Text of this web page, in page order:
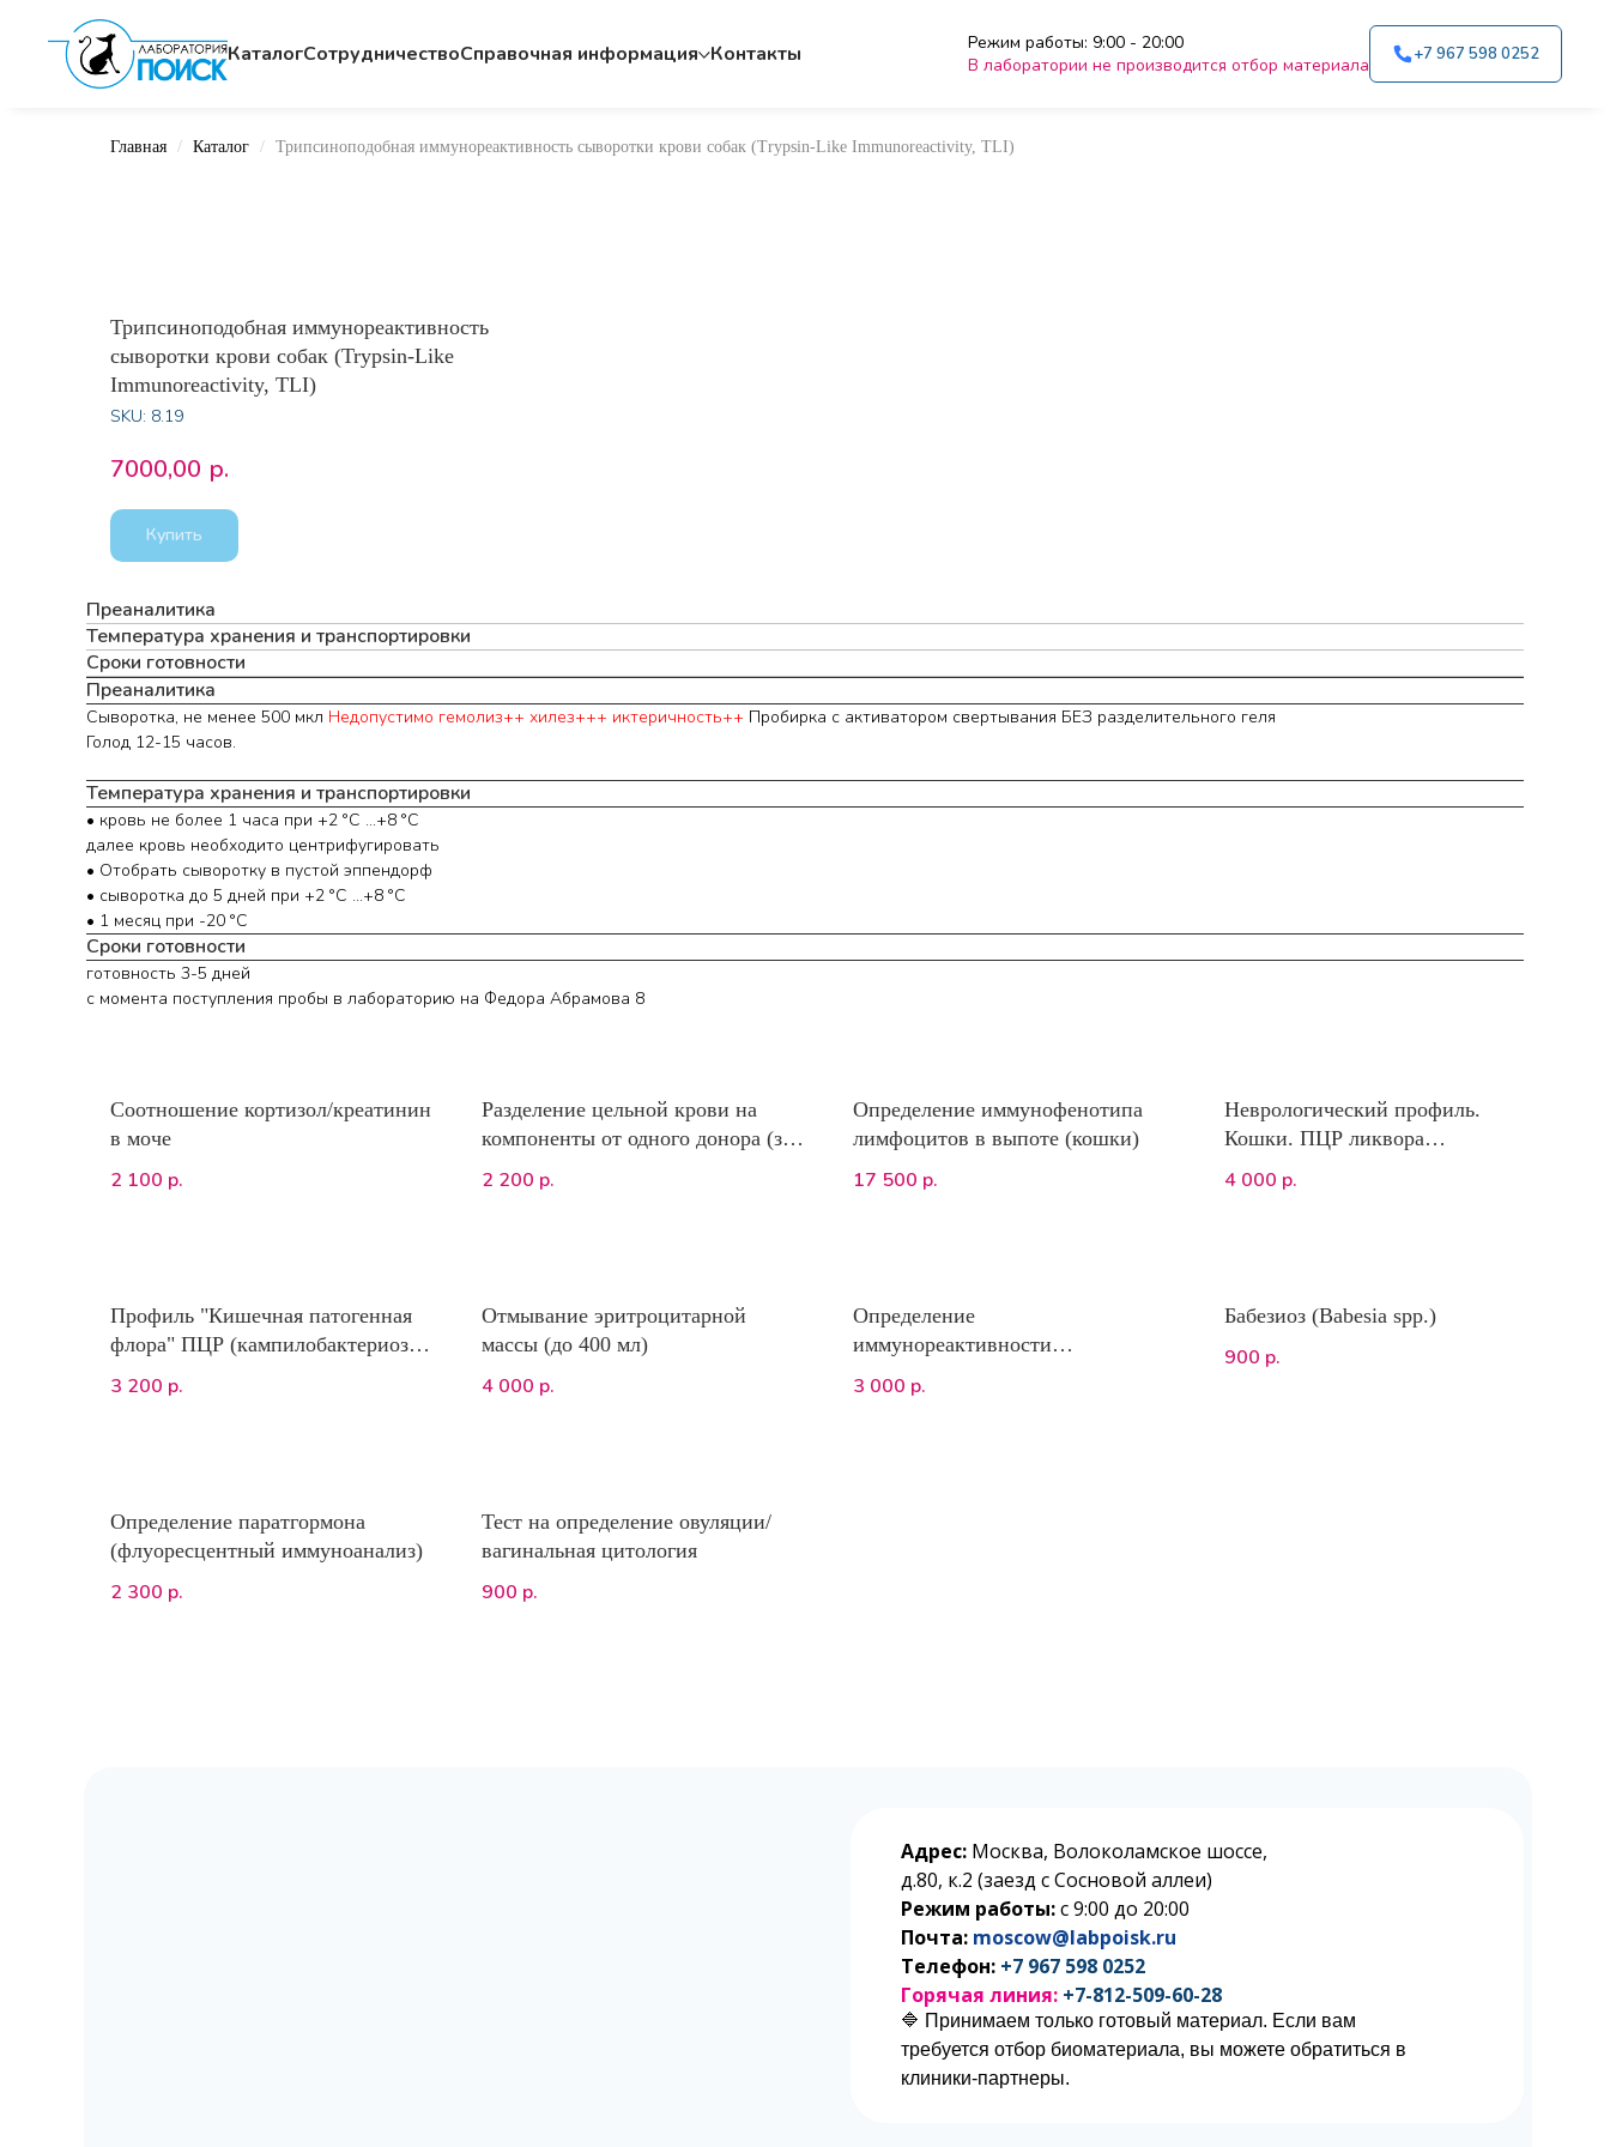
КаталогСотрудничествоCправочная информация Контакты
Режим работы: 9:00 - 20:00
В лаборатории не производится отбор материала
+7 967 598 0252
Главная Каталог Трипсиноподобная иммунореактивность сыворотки крови собак (Trypsin-Like Immunoreactivity, TLI)
Трипсиноподобная иммунореактивность
сыворотки крови собак (Trypsin-Like
Immunoreactivity, TLI)
SKU: 8.19
7000,00 р.
Купить
Преаналитика
Температура хранения и транспортировки
Сроки готовности
Преаналитика
Сыворотка, не менее 500 мкл Недопустимо гемолиз++ хилез+++ иктеричность++ Пробирка с активатором свертывания БЕЗ разделительного геля
Голод 12-15 часов.
Температура хранения и транспортировки
• кровь не более 1 часа при +2 °С ...+8 °С
далее кровь необходито центрифугировать
• Отобрать сыворотку в пустой эппендорф
• сыворотка до 5 дней при +2 °С ...+8 °С
• 1 месяц при -20 °С
Сроки готовности
готовность 3-5 дней
с момента поступления пробы в лабораторию на Федора Абрамова 8
Соотношение кортизол/креатинин
в моче
2 100 р.
Разделение цельной крови на
компоненты от одного донора (за
1 пакет)
2 200 р.
Определение иммунофенотипа
лимфоцитов в выпоте (кошки)
17 500 р.
Неврологический профиль.
Кошки. ПЦР ликвора
(коронавирус, токсоплазмоз,
бартонеллез (B. hensalae),
4 000 р.
Профиль "Кишечная патогенная
флора" ПЦР (кампилобактериоз,
энтеротоксин А Clostridium
perfringens, сальмонеллез,
3 200 р.
Отмывание эритроцитарной
массы (до 400 мл)
4 000 р.
Определение
иммунореактивности
специфической панкреатической
липазы собак и кошек (Vcheck fPL
3 000 р.
Бабезиоз (Babesia spp.)
900 р.
Определение паратгормона
(флуоресцентный иммуноанализ)
2 300 р.
Тест на определение овуляции/
вагинальная цитология
900 р.
🔷 Принимаем только готовый материал. Если вам
требуется отбор биоматериала, вы можете обратиться в
клиники-партнеры.
Адрес: Москва, Волоколамское шоссе,
д.80, к.2 (заезд с Сосновой аллеи)
Режим работы:с 9:00 до 20:00
Почта: moscow@labpoisk.ru
Телефон: +7 967 598 0252
Горячая линия: +7-812-509-60-28